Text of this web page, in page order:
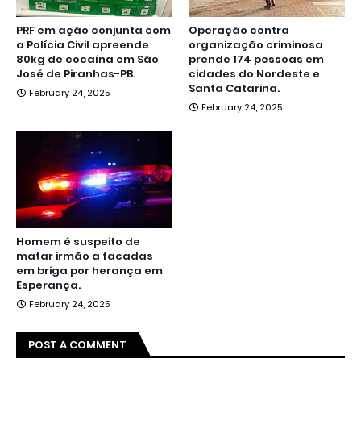
PRF em ação conjunta com
a Polícia Civil apreende
80kg de cocaína em São
José de Piranhas-PB.
February 24, 2025
Operação contra
organização criminosa
prende 174 pessoas em
cidades do Nordeste e
Santa Catarina.
February 24, 2025
Homem é suspeito de
matar irmão a facadas
em briga por herança em
Esperança.
February 24, 2025
POST A COMMENT